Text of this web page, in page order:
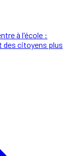
à l'école :
des citoyens plus